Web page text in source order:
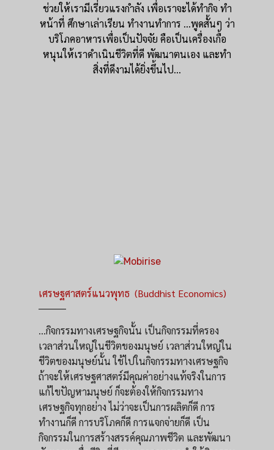
ช่วยให้เรามีเรี่ยวแรงกำลัง เพื่อเราจะได้ทำกิจ ทำ
หน้าที่ ศึกษาเล่าเรียน ทำงานทำการ ...พูดสั้นๆ ว่า
บริโภคอาหารเพื่อเป็นปัจจัย คือเป็นเครื่องเกื้อ
หนุนให้เราดำเนินชีวิตที่ดี พัฒนาตนเอง และทำ
สิ่งที่ดีงามได้ยิ่งขึ้นไป...
เศรษฐศาสตร์แนวพุทธ (Buddhist Economics)
_________
...กิจกรรมทางเศรษฐกิจนั้น เป็นกิจกรรมที่ครอง
เวลาส่วนใหญ่ในชีวิตของมนุษย์ เวลาส่วนใหญ่ใน
ชีวิตของมนุษย์นั้น ใช้ไปในกิจกรรมทางเศรษฐกิจ
ถ้าจะให้เศรษฐศาสตร์มีคุณค่าอย่างแท้จริงในการ
แก้ไขปัญหามนุษย์ ก็จะต้องให้กิจกรรมทาง
เศรษฐกิจทุกอย่าง ไม่ว่าจะเป็นการผลิตก็ดี การ
ทำงานก็ดี การบริโภคก็ดี การแจกจ่ายก็ดี เป็น
กิจกรรมในการสร้างสรรค์คุณภาพชีวิต และพัฒนา